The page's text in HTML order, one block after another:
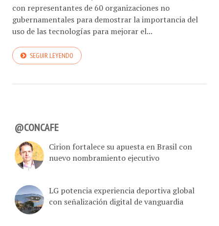
con representantes de 60 organizaciones no
gubernamentales para demostrar la importancia del
uso de las tecnologías para mejorar el...
SEGUIR LEYENDO
@CONCAFE
Cirion fortalece su apuesta en Brasil con
nuevo nombramiento ejecutivo
LG potencia experiencia deportiva global
con señalización digital de vanguardia